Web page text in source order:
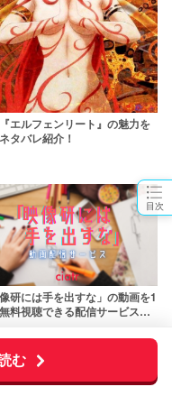
む
目次
エルフェンリート』の魅力を
タバレ紹介！
像研には手を出すな」の動画を1
料視聴できる配信サービスま